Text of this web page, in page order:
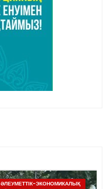
ӘЛЕУМЕТТІК-ЭКОНОМИКАЛЫҚ